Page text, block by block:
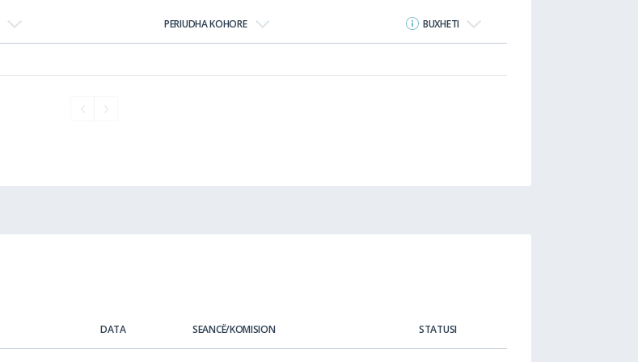
PERIUDHA KOHORE BUXHETI
DATA SEANCË/KOMISION STATUSI